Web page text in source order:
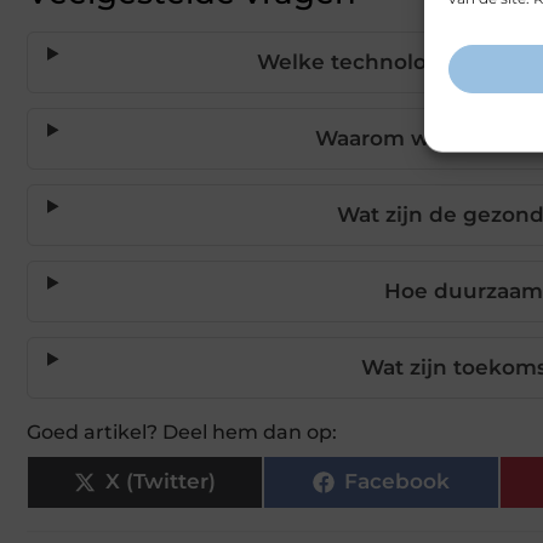
Welke technologische
Waarom worden
Wat zijn de
Hoe
Wat zijn
Goed artikel? Deel hem dan op:
X (Twitter) Facebook